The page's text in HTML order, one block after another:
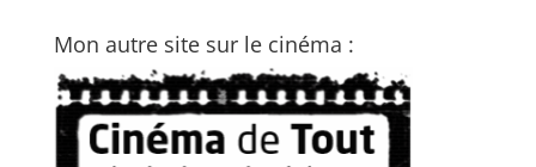
Mon autre site sur le cinéma :